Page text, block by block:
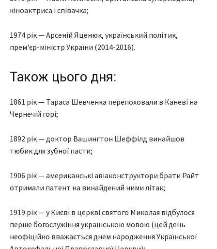
кіноактриса і співачка;
1974 рік — Арсеній Яценюк, український політик,
прем'єр-міністр України (2014-2016).
Також цього дня:
1861 рік — Тараса Шевченка перепоховали в Каневі на
Чернечій горі;
1892 рік — доктор Вашингтон Шеффілд винайшов
тюбик для зубної пасти;
1906 рік — американські авіаконструктори брати Райт
отримали патент на винайдений ними літак;
1919 рік — у Києві в церкві святого Миколая відбулося
перше богослужіння українською мовою (цей день
неофіційно вважається днем народження Української